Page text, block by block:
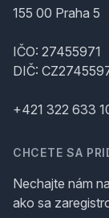
155 00 Praha 5
IČO: 27455971
DIČ:
+421 322 633
CHCETE SA
Nechajte nám
ako sa